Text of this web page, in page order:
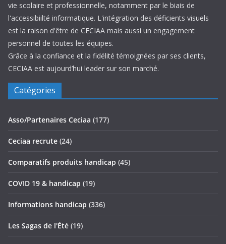
vie scolaire et professionnelle, notamment par le biais de
l'accessibiilté informatique. L'intégration des déficients visuels
est la raison d'être de CECIAA mais aussi un engagement
personnel de toutes les équipes.
Grâce à la confiance et la fidélité témoignées par ses clients,
CECIAA est aujourd’hui leader sur son marché.
Catégories
Asso/Partenaires Ceciaa (177)
Ceciaa recrute (24)
Comparatifs produits handicap (45)
COVID 19 & handicap (19)
Informations handicap (336)
Les Sagas de l'Été (19)